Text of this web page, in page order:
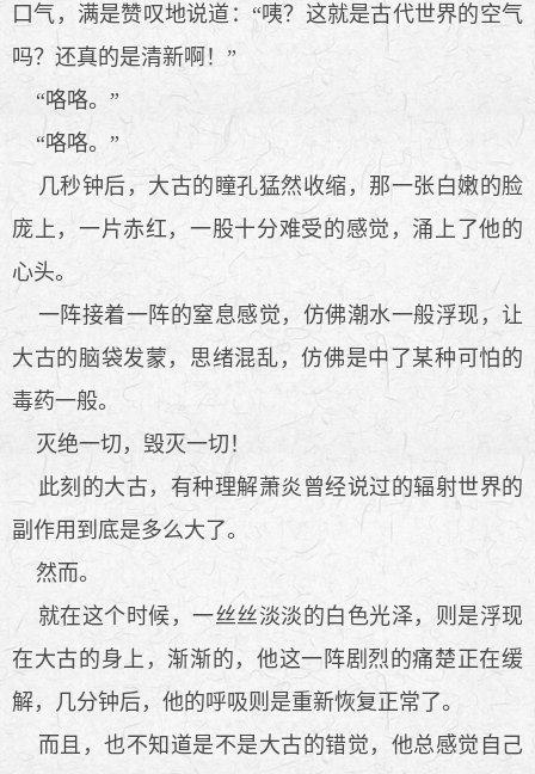
口气，满是赞叹地说道：“咦？这就是古代世界的空气
吗？还真的是清新啊！”
“咯咯。”
“咯咯。”
几秒钟后，大古的瞳孔猛然收缩，那一张白嫩的脸
庞上，一片赤红，一股十分难受的感觉，涌上了他的
心头。
一阵接着一阵的窒息感觉，仿佛潮水一般浮现，让
大古的脑袋发蒙，思绪混乱，仿佛是中了某种可怕的
毒药一般。
灭绝一切，毁灭一切！
此刻的大古，有种理解萧炎曾经说过的辐射世界的
副作用到底是多么大了。
然而。
就在这个时候，一丝丝淡淡的白色光泽，则是浮现
在大古的身上，渐渐的，他这一阵剧烈的痛楚正在缓
解，几分钟后，他的呼吸则是重新恢复正常了。
而且，也不知道是不是大古的错觉，他总感觉自己